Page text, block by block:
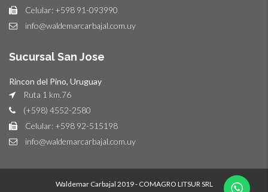
Celular: +598 91-093990
info@waldemarcarbajal.com.uy
Sucursal San Jose
Rincon del Pino, Uruguay
Ruta 1 km.76
(+598) 4552-2580
Celular: +598 92-515198
info@waldemarcarbajal.com.uy
Waldemar Carbajal 2019 - COMAGRO LITSUR SRL